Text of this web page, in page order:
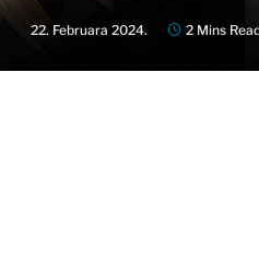
22. Februara 2024. 2 Mins